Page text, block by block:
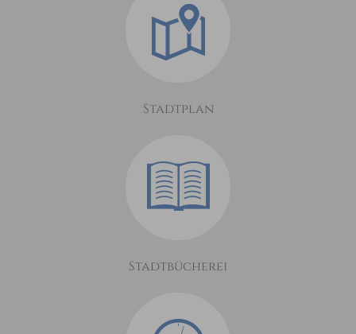
Stadtplan
Stadtbücherei